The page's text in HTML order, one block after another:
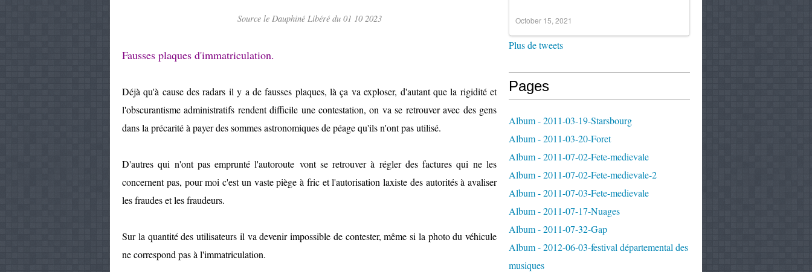
Source le Dauphiné Libéré du 01 10 2023
Fausses plaques d'immatriculation.
Déjà qu'à cause des radars il y a de fausses plaques, là ça va exploser, d'autant que la rigidité et
l'obscurantisme administratifs rendent difficile une contestation, on va se retrouver avec des gens
dans la précarité à payer des sommes astronomiques de péage qu'ils n'ont pas utilisé.
D'autres qui n'ont pas emprunté l'autoroute vont se retrouver à régler des factures qui ne les
concernent pas, pour moi c'est un vaste piège à fric et l'autorisation laxiste des autorités à avaliser
les fraudes et les fraudeurs.
Sur la quantité des utilisateurs il va devenir impossible de contester, même si la photo du véhicule
ne correspond pas à l'immatriculation.
October 15, 2021
Plus de tweets
Pages
Album - 2011-03-19-Starsbourg
Album - 2011-03-20-Foret
Album - 2011-07-02-Fete-medievale
Album - 2011-07-02-Fete-medievale-2
Album - 2011-07-03-Fete-medievale
Album - 2011-07-17-Nuages
Album - 2011-07-32-Gap
Album - 2012-06-03-festival départemental des
musiques